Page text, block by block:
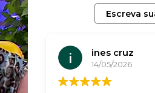
Escreva
ines cruz
14/05/2026